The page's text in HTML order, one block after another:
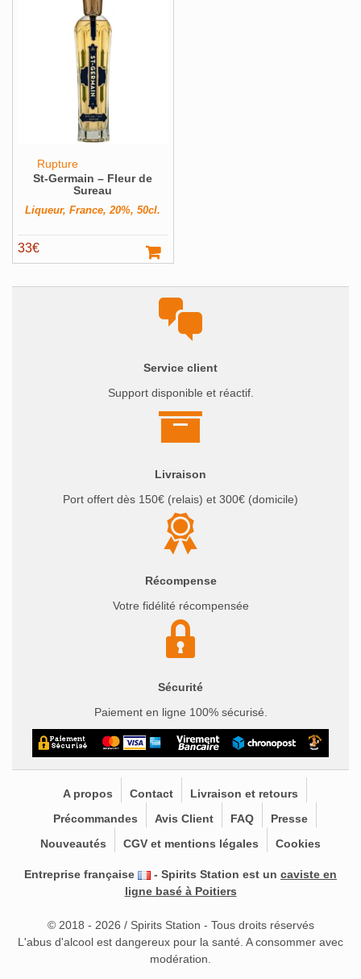
Rupture
St-Germain – Fleur de
Sureau
Liqueur, France, 20%, 50cl.
33€
Service client
Support disponible et réactif.
Livraison
Port offert dès 150€ (relais) et 300€ (domicile)
Récompense
Votre fidélité récompensée
Sécurité
Paiement en ligne 100% sécurisé.
A propos Contact
Livraison et retours
Précommandes
Avis Client FAQ
Presse
Nouveautés
CGV et mentions légales Cookies
Entreprise française - Spirits Station est un caviste en
ligne basé à Poitiers
© 2018 - 2026 / Spirits Station - Tous droits réservés
L'abus d'alcool est dangereux pour la santé. A consommer avec
modération.